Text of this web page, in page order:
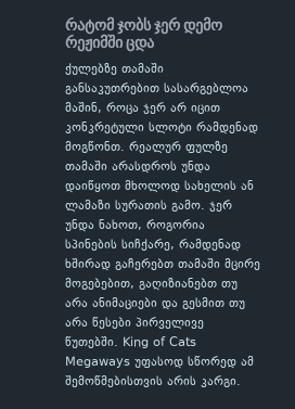
რატომ ჯობს ჯერ დემო
რეჟიმში ცდა
ქულებზე თამაში
განსაკუთრებით სასარგებლოა
მაშინ, როცა ჯერ არ იცით
კონკრეტული სლოტი რამდენად
მოგწონთ. რეალურ ფულზე
თამაში არასდროს უნდა
დაიწყოთ მხოლოდ სახელის ან
ლამაზი სურათის გამო. ჯერ
უნდა ნახოთ, როგორია
სპინების სიჩქარე, რამდენად
ხშირად გაჩერებთ თამაში მცირე
მოგებებით, გაღიზიანებთ თუ
არა ანიმაციები და გესმით თუ
არა წესები პირველივე
წუთებში. King of Cats
Megaways უფასოდ სწორედ ამ
შემოწმებისთვის არის კარგი.